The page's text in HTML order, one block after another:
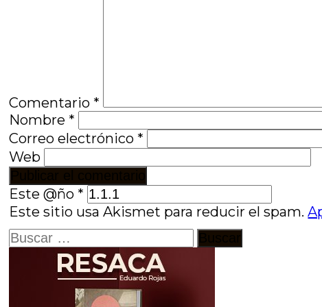
Comentario *
Nombre *
Correo electrónico *
Web
Este @ño *
Este sitio usa Akismet para reducir el spam.
Buscar: